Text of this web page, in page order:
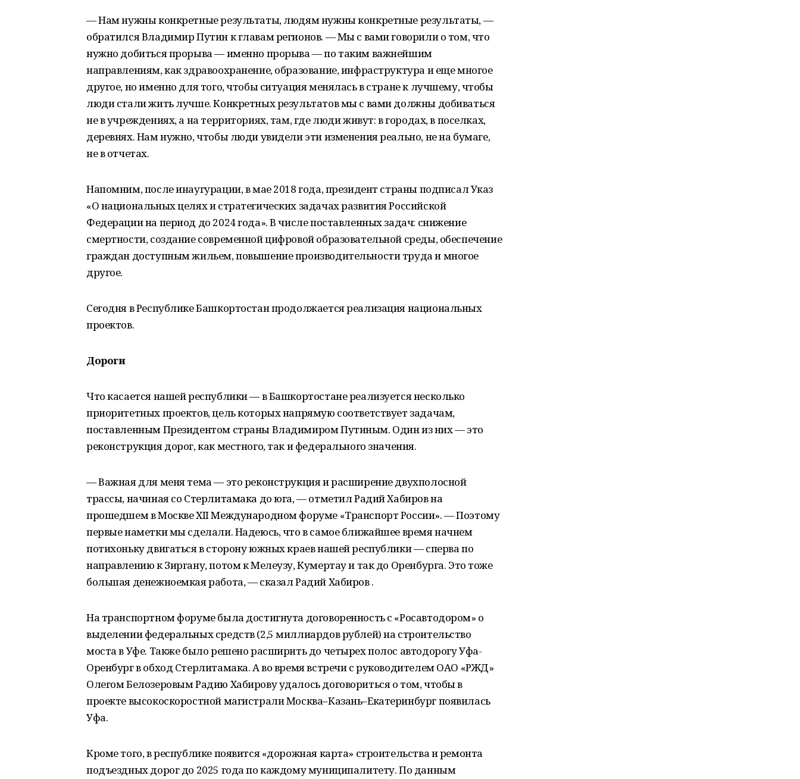
— Нам нужны конкретные результаты, людям нужны конкретные результаты, —
обратился Владимир Путин к главам регионов. — Мы с вами говорили о том, что
нужно добиться прорыва — именно прорыва — по таким важнейшим
направлениям, как здравоохранение, образование, инфраструктура и еще многое
другое, но именно для того, чтобы ситуация менялась в стране к лучшему, чтобы
люди стали жить лучше. Конкретных результатов мы с вами должны добиваться
не в учреждениях, а на территориях, там, где люди живут: в городах, в поселках,
деревнях. Нам нужно, чтобы люди увидели эти изменения реально, не на бумаге,
не в отчетах.
Напомним, после инаугурации, в мае 2018 года, президент страны подписал Указ
«О национальных целях и стратегических задачах развития Российской
Федерации на период до 2024 года». В числе поставленных задач: снижение
смертности, создание современной цифровой образовательной среды, обеспечение
граждан доступным жильем, повышение производительности труда и многое
другое.
Сегодня в Республике Башкортостан продолжается реализация национальных
проектов.
Дороги
Что касается нашей республики — в Башкортостане реализуется несколько
приоритетных проектов, цель которых напрямую соответствует задачам,
поставленным Президентом страны Владимиром Путиным. Один из них — это
реконструкция дорог, как местного, так и федерального значения.
— Важная для меня тема — это реконструкция и расширение двухполосной
трассы, начиная со Стерлитамака до юга, — отметил Радий Хабиров на
прошедшем в Москве XII Международном форуме «Транспорт России». — Поэтому
первые наметки мы сделали. Надеюсь, что в самое ближайшее время начнем
потихоньку двигаться в сторону южных краев нашей республики — сперва по
направлению к Зиргану, потом к Мелеузу, Кумертау и так до Оренбурга. Это тоже
большая денежноемкая работа, — сказал Радий Хабиров .
На транспортном форуме была достигнута договоренность с «Росавтодором» о
выделении федеральных средств (2,5 миллиардов рублей) на строительство
моста в Уфе. Также было решено расширить до четырех полос автодорогу Уфа-
Оренбург в обход Стерлитамака. А во время встречи с руководителем ОАО «РЖД»
Олегом Белозеровым Радию Хабирову удалось договориться о том, чтобы в
проекте высокоскоростной магистрали Москва–Казань–Екатеринбург появилась
Уфа.
Кроме того, в республике появится «дорожная карта» строительства и ремонта
подъездных дорог до 2025 года по каждому муниципалитету. По данным